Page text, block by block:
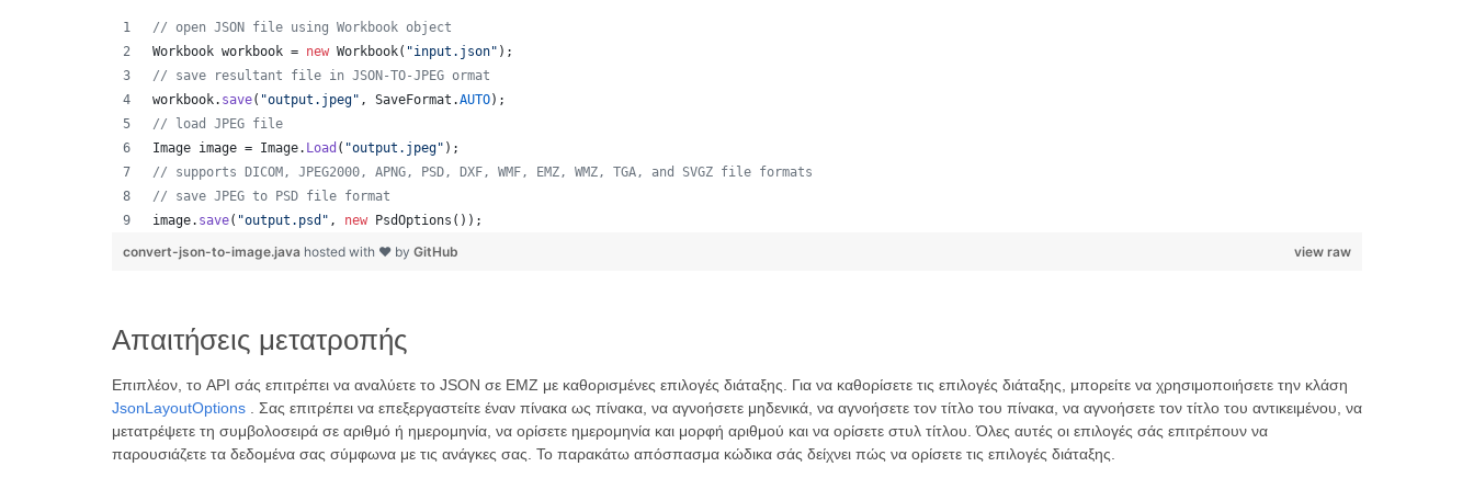
// open JSON file using Workbook object
Workbook workbook = new Workbook( "input.json" );
// save resultant file in JSON-TO-JPEG ormat
workbook. save( "output.jpeg" , SaveFormat .AUTO);
// load JPEG file
Image image = Image. Load ( "output.jpeg" );
// supports DICOM, JPEG2000, APNG, PSD, DXF, WMF, EMZ, WMZ, TGA, and SVGZ file formats
// save JPEG to PSD file format
image. save( "output.psd" , new PsdOptions ());
view raw
convert-json-to-image.java hosted with ❤ by GitHub
Απαιτήσεις μετατροπής
Επιπλέον, το API σάς επιτρέπει να αναλύετε το JSON σε EMZ με καθορισμένες επιλογές διάταξης. Για να καθορίσετε τις επιλογές διάταξης, μπορείτε να χρησιμοποιήσετε την κλάση
JsonLayoutOptions . Σας επιτρέπει να επεξεργαστείτε έναν πίνακα ως πίνακα, να αγνοήσετε μηδενικά, να αγνοήσετε τον τίτλο του πίνακα, να αγνοήσετε τον τίτλο του αντικειμένου, να
μετατρέψετε τη συμβολοσειρά σε αριθμό ή ημερομηνία, να ορίσετε ημερομηνία και μορφή αριθμού και να ορίσετε στυλ τίτλου. Όλες αυτές οι επιλογές σάς επιτρέπουν να
παρουσιάζετε τα δεδομένα σας σύμφωνα με τις ανάγκες σας. Το παρακάτω απόσπασμα κώδικα σάς δείχνει πώς να ορίσετε τις επιλογές διάταξης.